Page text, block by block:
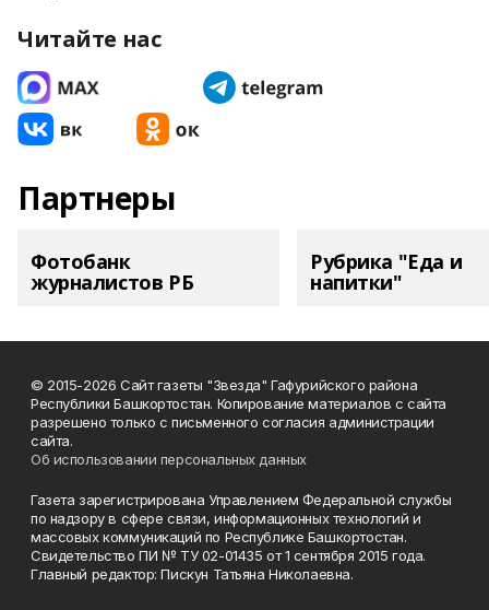
Читайте нас
Партнеры
Фотобанк
журналистов РБ
Рубрика "Еда и
напитки"
© 2015-2026 Сайт газеты "Звезда" Гафурийского района
Республики Башкортостан. Копирование материалов с сайта
разрешено только с письменного согласия администрации
сайта.
Об использовании персональных данных
Газета зарегистрирована Управлением Федеральной службы
по надзору в сфере связи, информационных технологий и
массовых коммуникаций по Республике Башкортостан.
Свидетельство ПИ № ТУ 02-01435 от 1 сентября 2015 года.
Главный редактор: Пискун Татьяна Николаевна.